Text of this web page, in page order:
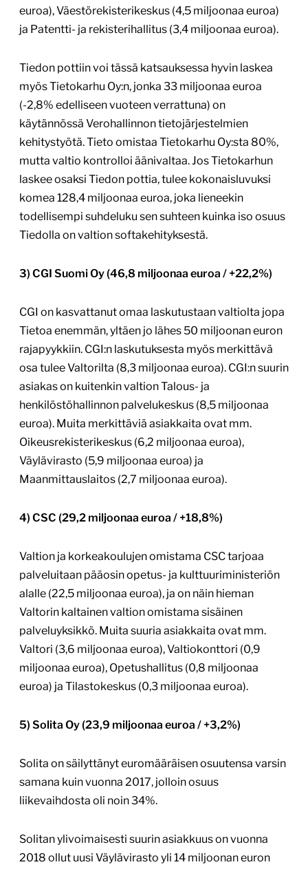
euroa), Väestörekisterikeskus (4,5 miljoonaa euroa)
ja Patentti- ja rekisterihallitus (3,4 miljoonaa euroa).
Tiedon pottiin voi tässä katsauksessa hyvin laskea
myös Tietokarhu Oy:n, jonka 33 miljoonaa euroa
(-2,8% edelliseen vuoteen verrattuna) on
käytännössä Verohallinnon tietojärjestelmien
kehitystyötä. Tieto omistaa Tietokarhu Oy:sta 80%,
mutta valtio kontrolloi äänivaltaa. Jos Tietokarhun
laskee osaksi Tiedon pottia, tulee kokonaisluvuksi
komea 128,4 miljoonaa euroa, joka lieneekin
todellisempi suhdeluku sen suhteen kuinka iso osuus
Tiedolla on valtion softakehityksestä.
3) CGI Suomi Oy (46,8 miljoonaa euroa / +22,2%)
CGI on kasvattanut omaa laskutustaan valtiolta jopa
Tietoa enemmän, yltäen jo lähes 50 miljoonan euron
rajapyykkiin. CGI:n laskutuksesta myös merkittävä
osa tulee Valtorilta (8,3 miljoonaa euroa). CGI:n suurin
asiakas on kuitenkin valtion Talous- ja
henkilöstöhallinnon palvelukeskus (8,5 miljoonaa
euroa). Muita merkittäviä asiakkaita ovat mm.
Oikeusrekisterikeskus (6,2 miljoonaa euroa),
Väylävirasto (5,9 miljoonaa euroa) ja
Maanmittauslaitos (2,7 miljoonaa euroa).
4) CSC (29,2 miljoonaa euroa / +18,8%)
Valtion ja korkeakoulujen omistama CSC tarjoaa
palveluitaan pääosin opetus- ja kulttuuriministeriön
alalle (22,5 miljoonaa euroa), ja on näin hieman
Valtorin kaltainen valtion omistama sisäinen
palveluyksikkö. Muita suuria asiakkaita ovat mm.
Valtori (3,6 miljoonaa euroa), Valtiokonttori (0,9
miljoonaa euroa), Opetushallitus (0,8 miljoonaa
euroa) ja Tilastokeskus (0,3 miljoonaa euroa).
5) Solita Oy (23,9 miljoonaa euroa / +3,2%)
Solita on säilyttänyt euromääräisen osuutensa varsin
samana kuin vuonna 2017, jolloin osuus
liikevaihdosta oli noin 34%.
Solitan ylivoimaisesti suurin asiakkuus on vuonna
2018 ollut uusi Väylävirasto yli 14 miljoonan euron